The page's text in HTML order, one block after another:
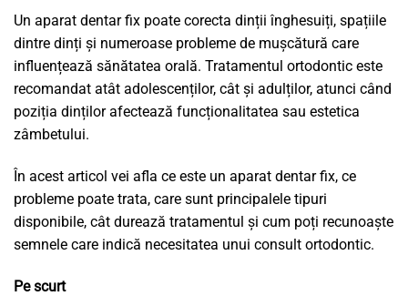
Un aparat dentar fix poate corecta dinții înghesuiți, spațiile
dintre dinți și numeroase probleme de mușcătură care
influențează sănătatea orală. Tratamentul ortodontic este
recomandat atât adolescenților, cât și adulților, atunci când
poziția dinților afectează funcționalitatea sau estetica
zâmbetului.
În acest articol vei afla ce este un aparat dentar fix, ce
probleme poate trata, care sunt principalele tipuri
disponibile, cât durează tratamentul și cum poți recunoaște
semnele care indică necesitatea unui consult ortodontic.
Pe scurt